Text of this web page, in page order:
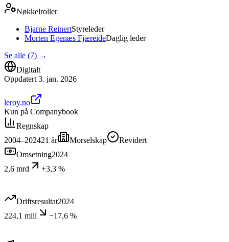
Nøkkelroller
Bjarne ReinertStyreleder
Morten Egenæs FjæreideDaglig leder
Se alle (7) →
Digitalt
Oppdatert 3. jan. 2026
leroy.no
Kun på Companybook
Regnskap
2004–202421 år Morselskap
Revidert
Omsetning2024
2,6 mrd
+3,3 %
Driftsresultat2024
224,1 mill
−17,6 %